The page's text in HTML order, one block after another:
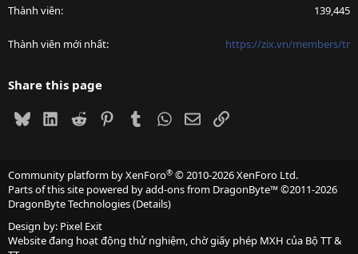
Thành viên 139,445
Thành viên mới nhất https://zix.vn/members/tr
Share this page
BlueskyLinkedIn
Reddit PinterestTumblrWhatsApp
EmailLink
Community platform by XenForo® © 2010-2026 XenForo Ltd.
Parts of this site powered byadd-ons from DragonByte™©2011-2026
DragonByte Technologies(Details)
Design by: Pixel Exit
Website đang hoạt động thử nghiệm, chờ giấy phép MXH của Bộ TT &